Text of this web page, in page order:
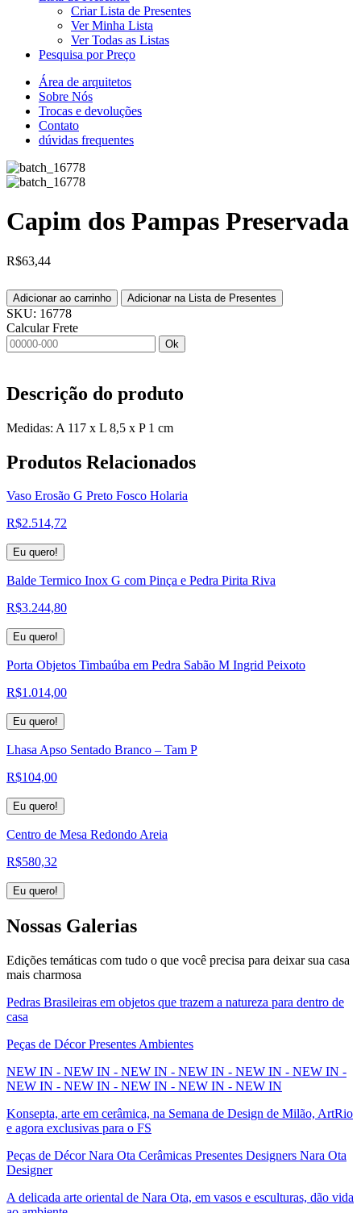
Criar Lista de Presentes
Ver Minha Lista
Ver Todas as Listas
Pesquisa por Preço
Área de arquitetos
Sobre Nós
Trocas e devoluções
Contato
dúvidas frequentes
Capim dos Pampas Preservada
R$63,44
Adicionar ao carrinho Adicionar na Lista de Presentes
SKU: 16778
Calcular Frete
Ok
Descrição do produto
Medidas: A 117 x L 8,5 x P 1 cm
Produtos Relacionados
Vaso Erosão G Preto Fosco Holaria
R$2.514,72
Eu quero!
Balde Termico Inox G com Pinça e Pedra Pirita Riva
R$3.244,80
Eu quero!
Porta Objetos Timbaúba em Pedra Sabão M Ingrid Peixoto
R$1.014,00
Eu quero!
Lhasa Apso Sentado Branco – Tam P
R$104,00
Eu quero!
Centro de Mesa Redondo Areia
R$580,32
Eu quero!
Nossas Galerias
Edições temáticas com tudo o que você precisa para deixar sua casa
mais charmosa
Pedras Brasileiras em objetos que trazem a natureza para dentro de
casa
Peças de Décor Presentes Ambientes
NEW IN - NEW IN - NEW IN - NEW IN - NEW IN - NEW IN -
NEW IN - NEW IN - NEW IN - NEW IN - NEW IN
Konsepta, arte em cerâmica, na Semana de Design de Milão, ArtRio
e agora exclusivas para o FS
Peças de Décor Nara Ota Cerâmicas Presentes Designers Nara Ota
Designer
A delicada arte oriental de Nara Ota, em vasos e esculturas, dão vida